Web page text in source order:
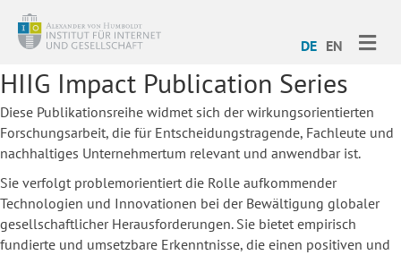
DE EN
HIIG Impact Publication Series
Diese Publikationsreihe widmet sich der wirkungsorientierten
Forschungsarbeit, die für Entscheidungstragende, Fachleute und
nachhaltiges Unternehmertum relevant und anwendbar ist.
Sie verfolgt problemorientiert die Rolle aufkommender
Technologien und Innovationen bei der Bewältigung globaler
gesellschaftlicher Herausforderungen. Sie bietet empirisch
fundierte und umsetzbare Erkenntnisse, die einen positiven und